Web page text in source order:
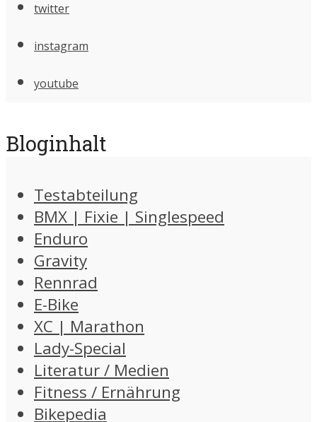
twitter
instagram
youtube
Bloginhalt
Testabteilung
BMX | Fixie | Singlespeed
Enduro
Gravity
Rennrad
E-Bike
XC | Marathon
Lady-Special
Literatur / Medien
Fitness / Ernährung
Bikepedia